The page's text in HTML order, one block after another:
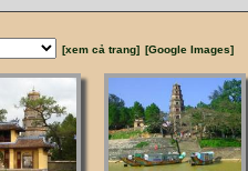
[xem cả trang] [Google Images]